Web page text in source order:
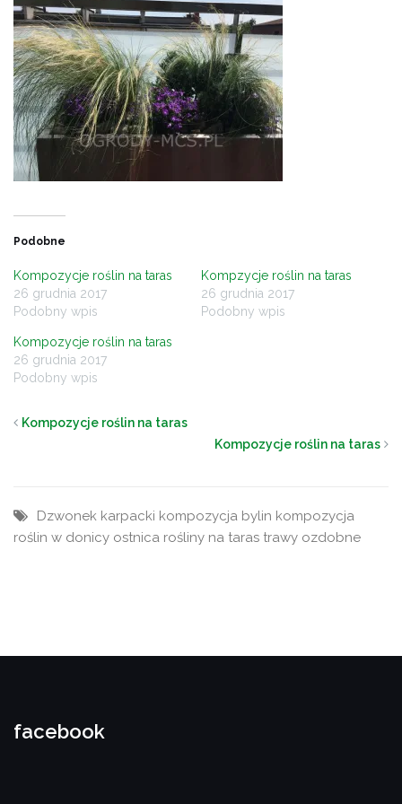
Podobne
Kompozycje roślin na taras
26 grudnia 2017
Podobny wpis
Kompzycje roślin na taras
26 grudnia 2017
Podobny wpis
Kompozycje roślin na taras
26 grudnia 2017
Podobny wpis
Kompozycje roślin na taras
Kompozycje roślin na taras
Dzwonek karpacki kompozycja bylin kompozycja
roślin w donicy ostnica rośliny na taras trawy ozdobne
facebook